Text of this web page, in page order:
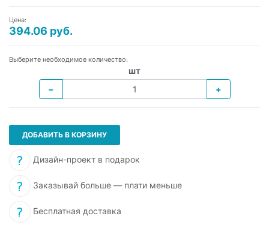
Цена:
394.06 руб.
Выберите необходимое количество:
шт
−
+
ДОБАВИТЬ В КОРЗИНУ
Дизайн-проект в подарок
Заказывай больше — плати меньше
Бесплатная доставка